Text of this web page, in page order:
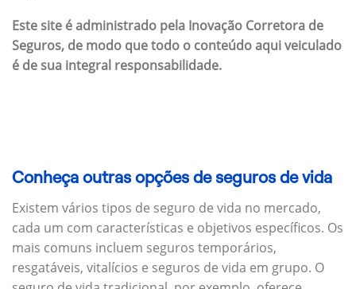
Este site é administrado pela Inovação Corretora de
Seguros, de modo que todo o conteúdo aqui veiculado
é de sua integral responsabilidade.
Conheça outras opções de seguros de vida
Existem vários tipos de seguro de vida no mercado,
cada um com características e objetivos específicos. Os
mais comuns incluem seguros temporários,
resgatáveis, vitalícios e seguros de vida em grupo. O